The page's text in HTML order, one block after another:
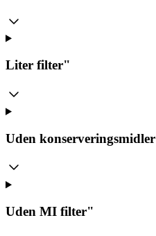
Liter filter"
Uden konserveringsmidler
Uden MI filter"